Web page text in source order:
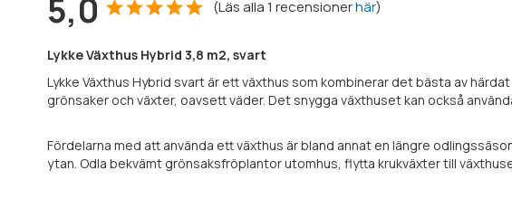
5,0 (Läs alla1 recensionerhär)
Lykke Växthus Hybrid 3,8 m2, svart
Lykke Växthus Hybrid svart är ett växthus som kombinerar det bästa av
grönsaker och växter, oavsett väder. Det snygga växthuset kan också
Fördelarna med att använda ett växthus är bland annat en längre
ytan. Odla bekvämt grönsaksfröplantor utomhus, flytta krukväxter till